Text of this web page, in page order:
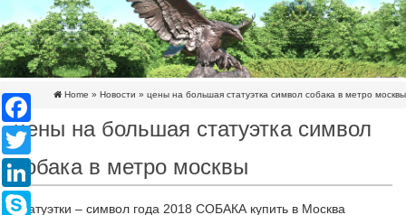
Home » Новости » цены на большая статуэтка символ собака в метро москвы
цены на большая статуэтка символ
собака в метро москвы
Статуэтки – символ года 2018 СОБАКА купить в Москва
Facebook
Twitter
LinkedIn